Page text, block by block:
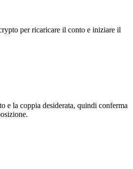
per ricaricare il conto e iniziare il
e la coppia desiderata, quindi conferma